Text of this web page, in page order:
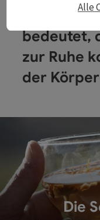
bedeutet,
zur Ruhe
der
Die
Alle